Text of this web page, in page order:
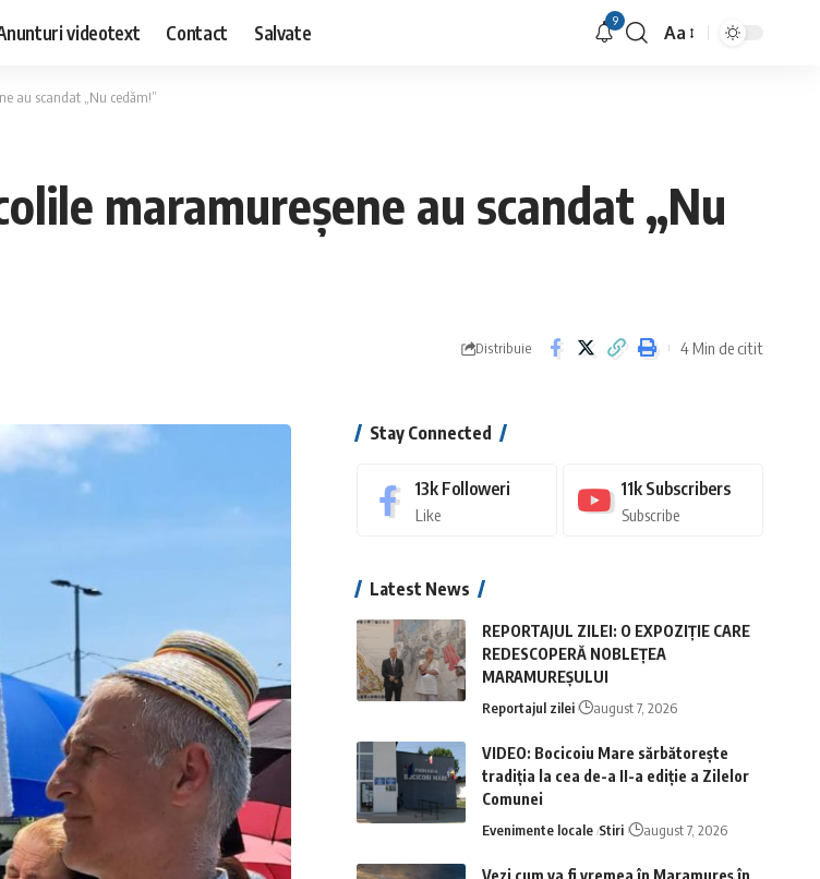
videotext Contact Salvate 9
Font
Aa
au scandat „Nu cedăm!”
maramureșene au scandat „Nu
Distribuie 4 Min de citit
Stay Connected
13k Followeri
Like
11k Subscribers
Subscribe
Latest News
REPORTAJUL ZILEI: O EXPOZIȚIE CARE
REDESCOPERĂ NOBLEȚEA
MARAMUREȘULUI
Reportajul zilei august 7, 2026
VIDEO: Bocicoiu Mare sărbătorește
tradiția la cea de-a II-a ediție a Zilelor
Comunei
Evenimente locale Stiri august 7, 2026
Vezi cum va fi vremea în Maramureș în